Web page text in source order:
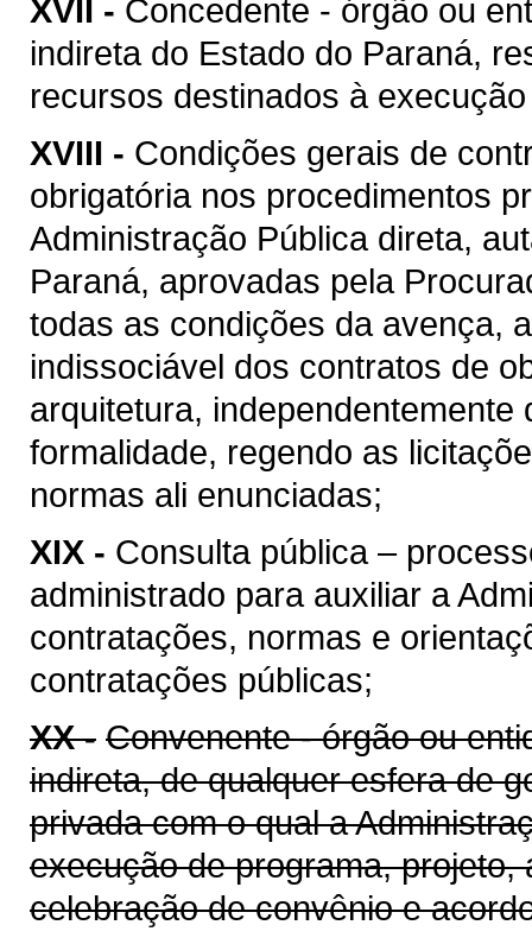
XVII - Concedente - órgão ou
indireta do Estado do Paraná,
recursos destinados à
XVIII - Condições gerais de
obrigatória nos procedimentos
Administração Pública direta,
Paraná, aprovadas pela
todas as condições da avença,
indissociável dos contratos de
arquitetura,
formalidade, regendo as
normas ali enunciadas;
XIX - Consulta pública –
administrado para auxiliar a
contratações, normas e
contratações públicas;
XX - Convenente - órgão ou
indireta, de qualquer esfera de
privada com o qual a
execução de programa,
celebração de convênio e